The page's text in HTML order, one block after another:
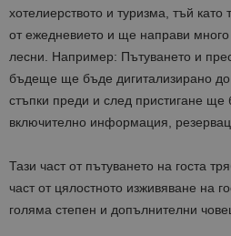
хотелиерството и туризма, тъй
от ежедневието и ще направи
лесни. Например: Пътуването и
бъдеще ще бъде дигитализирано до
стъпки преди и след пристигане ще
включително информация,
Тази част от пътуването на госта
част от цялостното изживяване на
голяма степен и допълнителни